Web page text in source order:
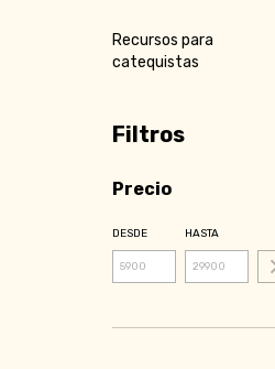
Recursos para
catequistas
Filtros
Precio
DESDE HASTA